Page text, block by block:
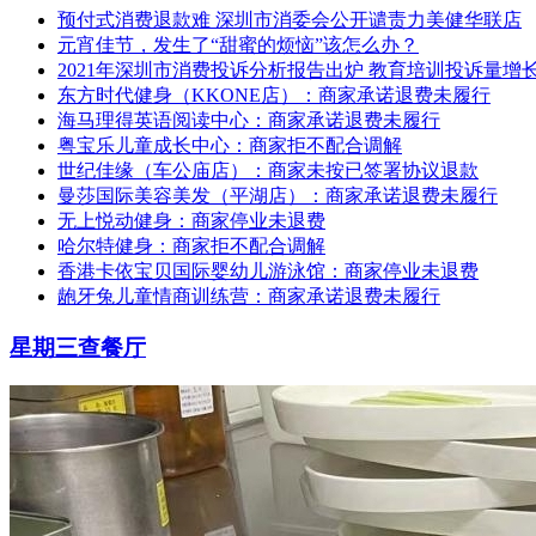
预付式消费退款难 深圳市消委会公开谴责力美健华联店
元宵佳节，发生了“甜蜜的烦恼”该怎么办？
2021年深圳市消费投诉分析报告出炉 教育培训投诉量增
东方时代健身（KKONE店）：商家承诺退费未履行
海马理得英语阅读中心：商家承诺退费未履行
粤宝乐儿童成长中心：商家拒不配合调解
世纪佳缘（车公庙店）：商家未按已签署协议退款
曼莎国际美容美发（平湖店）：商家承诺退费未履行
无上悦动健身：商家停业未退费
哈尔特健身：商家拒不配合调解
香港卡依宝贝国际婴幼儿游泳馆：商家停业未退费
龅牙兔儿童情商训练营：商家承诺退费未履行
星期三查餐厅